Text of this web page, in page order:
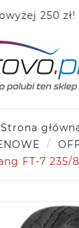
250 zł!
Strona
FT-7 235/